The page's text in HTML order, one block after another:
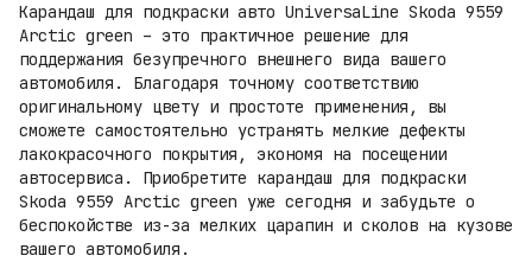
Карандаш для подкраски авто UniversaLine Skoda 9559
Arctic green – это практичное решение для
поддержания безупречного внешнего вида вашего
автомобиля. Благодаря точному соответствию
оригинальному цвету и простоте применения, вы
сможете самостоятельно устранять мелкие дефекты
лакокрасочного покрытия, экономя на посещении
автосервиса. Приобретите карандаш для подкраски
Skoda 9559 Arctic green уже сегодня и забудьте о
беспокойстве из-за мелких царапин и сколов на кузове
вашего автомобиля.